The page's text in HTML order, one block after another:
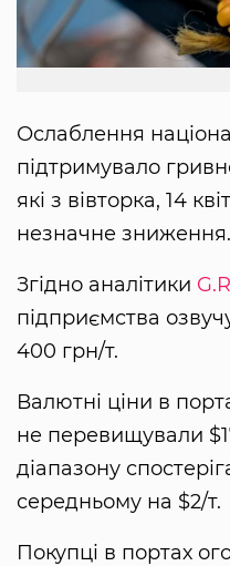
Ослаблення
підтримувало
які з вівторка, 14
незначне зниження.
Згідно аналітики
підприємства
400 грн/т.
Валютні ціни в
не перевищували
діапазону
середньому на $2/т.
Покупці в портах